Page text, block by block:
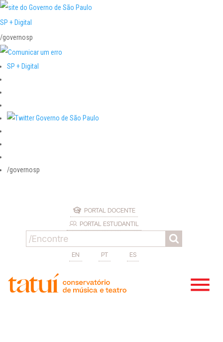
SP + Digital
/governosp
SP + Digital
/governosp
PORTAL DOCENTE
PORTAL ESTUDANTIL
EN PT ES